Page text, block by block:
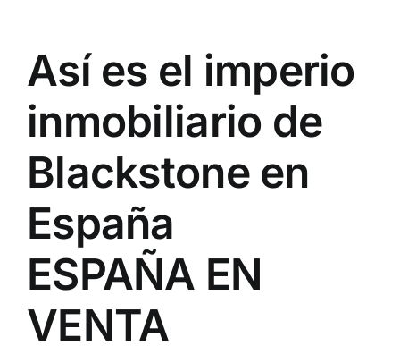
Así es el imperio
inmobiliario de
Blackstone en
España
ESPAÑA EN
VENTA